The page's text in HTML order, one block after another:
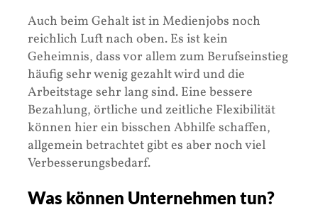
Auch beim Gehalt ist in Medienjobs noch
reichlich Luft nach oben. Es ist kein
Geheimnis, dass vor allem zum Berufseinstieg
häufig sehr wenig gezahlt wird und die
Arbeitstage sehr lang sind. Eine bessere
Bezahlung, örtliche und zeitliche Flexibilität
können hier ein bisschen Abhilfe schaffen,
allgemein betrachtet gibt es aber noch viel
Verbesserungsbedarf.
Was können Unternehmen tun?